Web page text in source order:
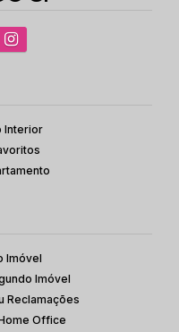
Interior
Imóvel
Imóvel
Reclamações
Office